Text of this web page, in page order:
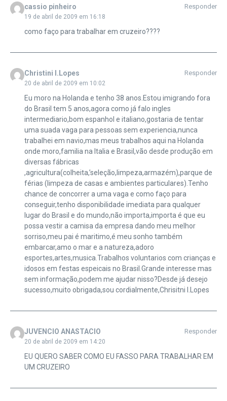
cassio pinheiro
19 de abril de 2009 em 16:18
Responder
como faço para trabalhar em cruzeiro????
Christini I.Lopes
20 de abril de 2009 em 10:02
Responder
Eu moro na Holanda e tenho 38 anos.Estou imigrando fora
do Brasil tem 5 anos,agora como já falo ingles
intermediario,bom espanhol e italiano,gostaria de tentar
uma suada vaga para pessoas sem experiencia,nunca
trabalhei em navio,mas meus trabalhos aqui na Holanda
onde moro,familia na Italia e Brasil,vão desde produção em
diversas fábricas
,agricultura(colheita,’seleção,limpeza,armazém),parque de
férias (limpeza de casas e ambientes particulares).Tenho
chance de concorrer a uma vaga e como faço para
conseguir,tenho disponibilidade imediata para qualquer
lugar do Brasil e do mundo,não importa,importa é que eu
possa vestir a camisa da empresa dando meu melhor
sorriso,meu pai é maritimo,é meu sonho também
embarcar,amo o mar e a natureza,adoro
esportes,artes,musica.Trabalhos voluntarios com crianças e
idosos em festas espeicais no Brasil.Grande interesse mas
sem informação,podem me ajudar nisso?Desde já desejo
sucesso,muito obrigada,sou cordialmente,Chrisitni I.Lopes
JUVENCIO ANASTACIO
20 de abril de 2009 em 14:20
Responder
EU QUERO SABER COMO EU FASSO PARA TRABALHAR EM
UM CRUZEIRO